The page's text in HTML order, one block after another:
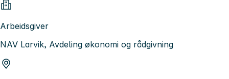
Arbeidsgiver
NAV Larvik, Avdeling økonomi og rådgivning